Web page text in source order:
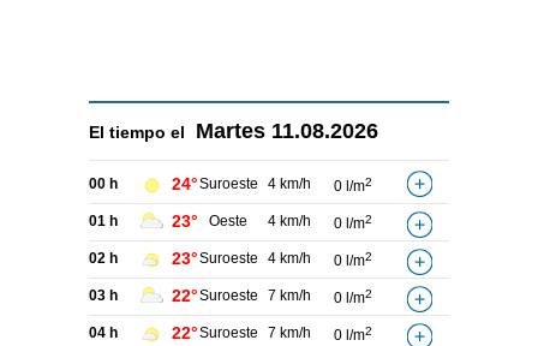
El tiempo el Martes 11.08.2026
00 h 24°Suroeste 4 km/h 0 l/m2
01 h 23° Oeste 4 km/h 0 l/m2
02 h 23°Suroeste 4 km/h 0 l/m2
03 h 22°Suroeste 7 km/h 0 l/m2
04 h 22°Suroeste 7 km/h 0 l/m2